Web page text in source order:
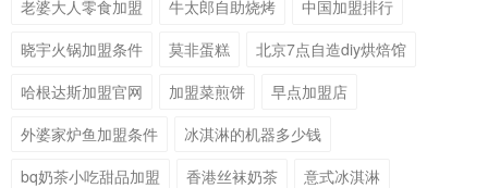
老婆大人零食加盟
牛太郎自助烧烤
中国加盟排行
晓宇火锅加盟条件
莫非蛋糕
北京7点自造diy烘焙馆
哈根达斯加盟官网
加盟菜煎饼
早点加盟店
外婆家炉鱼加盟条件
冰淇淋的机器多少钱
bq奶茶小吃甜品加盟
香港丝袜奶茶
意式冰淇淋